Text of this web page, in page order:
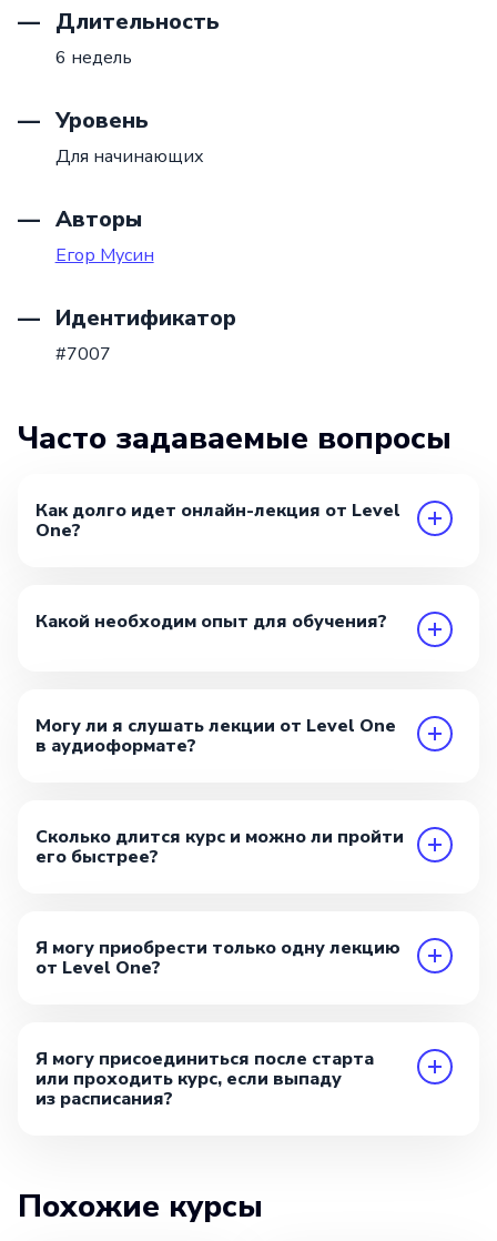
Длительность
6 недель
Уровень
Для начинающих
Авторы
Егор Мусин
Идентификатор
#7007
Часто задаваемые вопросы
Как долго идет онлайн-лекция от Level
One?
Какой необходим опыт для обучения?
Могу ли я слушать лекции от Level One
в аудиоформате?
Сколько длится курс и можно ли пройти
его быстрее?
Я могу приобрести только одну лекцию
от Level One?
Я могу присоединиться после старта
или проходить курс, если выпаду
из расписания?
Похожие курсы